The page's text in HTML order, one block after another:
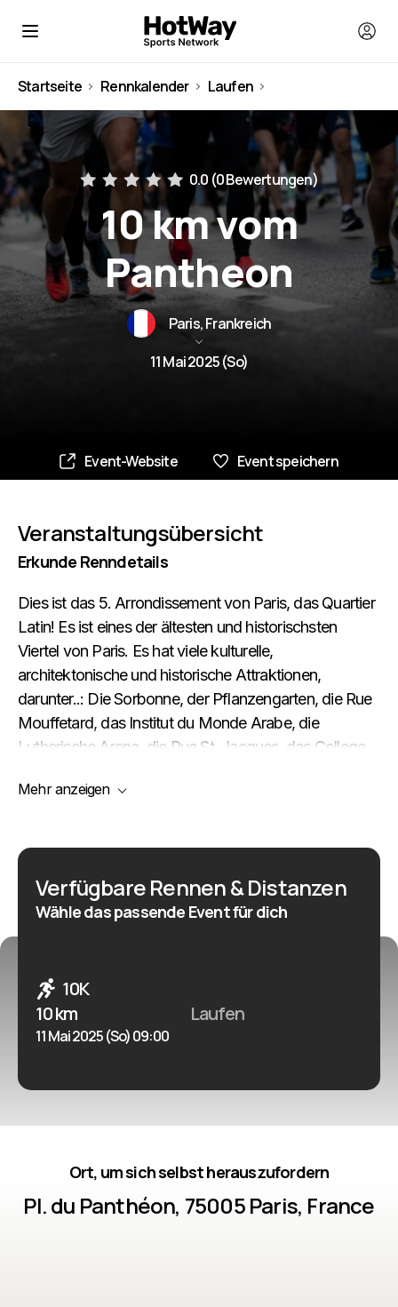
Startseite Rennkalender Laufen
0.0 (0 Bewertungen)
10 km vom
Pantheon
Paris, Frankreich
11 Mai 2025 (So)
Event-Website Event speichern
Veranstaltungsübersicht
Erkunde Renndetails
Dies ist das 5. Arrondissement von Paris, das Quartier
Latin! Es ist eines der ältesten und historischsten
Viertel von Paris. Es hat viele kulturelle,
architektonische und historische Attraktionen,
darunter..: Die Sorbonne, der Pflanzengarten, die Rue
Mouffetard, das Institut du Monde Arabe, die
Lutherische Arena, die Rue St. Jacques, das College
Sehenswürdigkeiten des 5. Arrondissements sind
Mehr anzeigen
Verfügbare Rennen & Distanzen
Wähle das passende Event für dich
10K
10 km
Laufen
11 Mai 2025 (So) 09:00
Ort, um sich selbst herauszufordern
Pl. du Panthéon, 75005 Paris, France